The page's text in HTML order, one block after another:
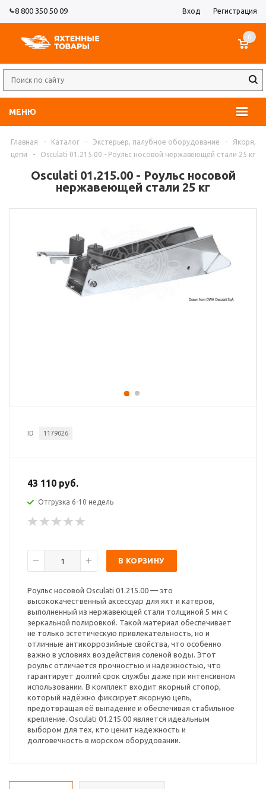
8 800 350 50 09 Вход Регистрация
МЕНЮ
0
Главная - Каталог - Экстерьер, палубное оборудование -
Якоря,
цепи
- Osculati 01.215.00 - Роульс носовой нержавеющей стали 25 кг
Osculati 01.215.00 - Роульс носовой
нержавеющей стали 25 кг
ID 1179026
43 110 руб.
Отгрузка 6-10 недель
В КОРЗИНУ
Роульс носовой Osculati 01.215.00 — это
высококачественный аксессуар для яхт и катеров,
выполненный из нержавеющей стали толщиной 5 мм с
зеркальной полировкой. Такой материал обеспечивает
не только эстетическую привлекательность, но и
отличные антикоррозийные свойства, что особенно
важно в условиях воздействия соленой воды. Этот
роульс отличается прочностью и надежностью, что
гарантирует долгий срок службы даже при интенсивном
использовании. В комплект входит якорный стопор,
который надёжно фиксирует якорную цепь,
предотвращая её выпадение и обеспечивая стабильное
крепление. Osculati 01.215.00 является идеальным
выбором для тех, кто ценит надежность и
долговечность в морском оборудовании.